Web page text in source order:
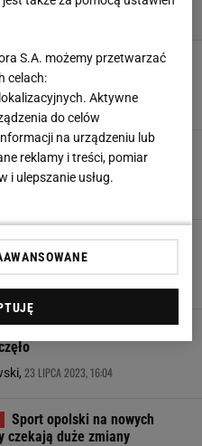
pochwalił się wynikiem
spojrzał i nie miał litości
PAŹDZIERNIKA 2023, 22:49
kontra Boniek.
mu wyciągnął
złote góry. Ten klub ma
zakpił z wiceministra rządu
23 LIPCA 2023, 16:04
Sport opolski na nowych
czekają duże zmiany
S.A. możemy przetwarzać
celach:
Aktywne
do celów
na urządzeniu lub
reklamy i treści, pomiar
i ulepszanie usług.